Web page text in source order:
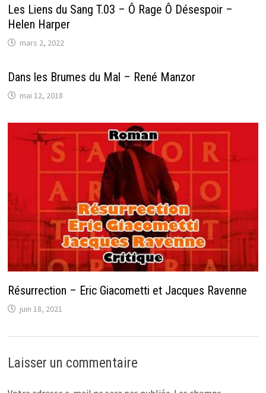
Les Liens du Sang T.03 – Ô Rage Ô Désespoir –
Helen Harper
mars 2, 2022
Dans les Brumes du Mal – René Manzor
mai 12, 2018
Résurrection – Eric Giacometti et Jacques Ravenne
juin 18, 2021
Laisser un commentaire